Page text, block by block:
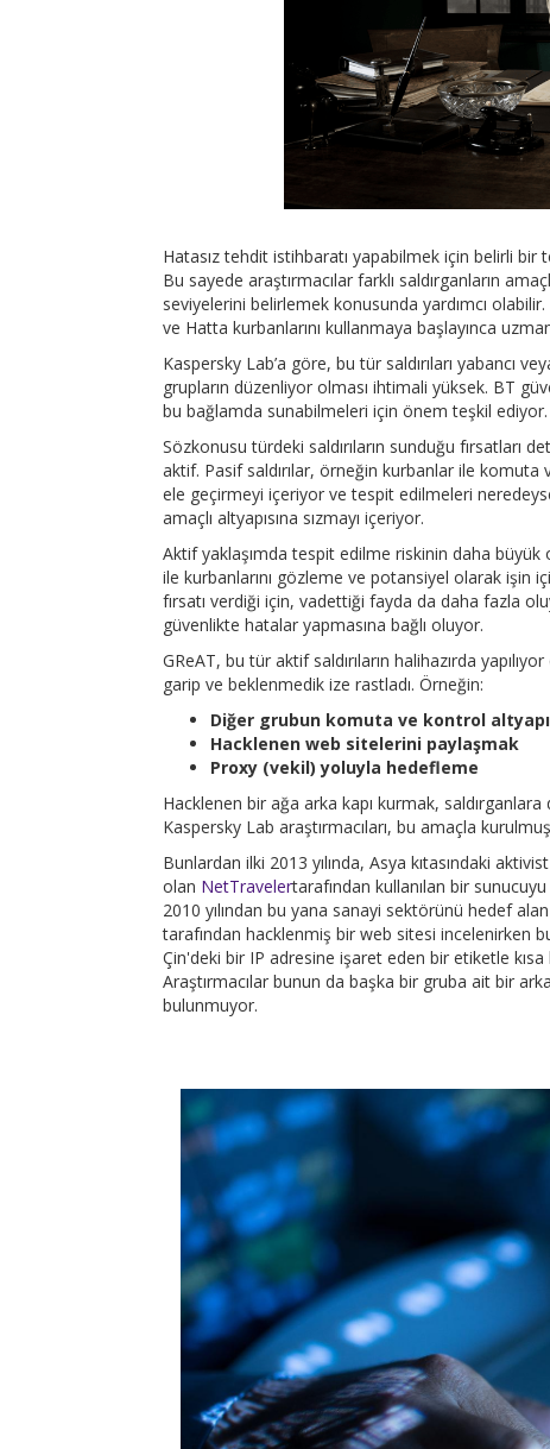
Hatasız tehdit istihbaratı yapabilmek için belirli
Bu sayede araştırmacılar farklı saldırganların
seviyelerini belirlemek konusunda yardımcı
ve Hatta kurbanlarını kullanmaya başlayınca
Kaspersky Lab’a göre, bu tür saldırıları yabancı
grupların düzenliyor olması ihtimali yüksek. BT
bu bağlamda sunabilmeleri için önem teşkil ediyor.
Sözkonusu türdeki saldırıların sunduğu fırsatları
aktif. Pasif saldırılar, örneğin kurbanlar ile
ele geçirmeyi içeriyor ve tespit edilmeleri
amaçlı altyapısına sızmayı içeriyor.
Aktif yaklaşımda tespit edilme riskinin daha büyük
ile kurbanlarını gözleme ve potansiyel olarak işin
fırsatı verdiği için, vadettiği fayda da daha fazla
güvenlikte hatalar yapmasına bağlı oluyor.
GReAT, bu tür aktif saldırıların halihazırda
garip ve beklenmedik ize rastladı. Örneğin:
Diğer grubun komuta ve kontrol
Hacklenen web sitelerini paylaşmak
Proxy (vekil) yoluyla hedefleme
Hacklenen bir ağa arka kapı kurmak,
Kaspersky Lab araştırmacıları, bu amaçla
Bunlardan ilki 2013 yılında, Asya kıtasındaki
olan NetTravelertarafından kullanılan bir
2010 yılından bu yana sanayi sektörünü hedef
tarafından hacklenmiş bir web sitesi incelenirken
Çin'deki bir IP adresine işaret eden bir etiketle
Araştırmacılar bunun da başka bir gruba ait bir
bulunmuyor.